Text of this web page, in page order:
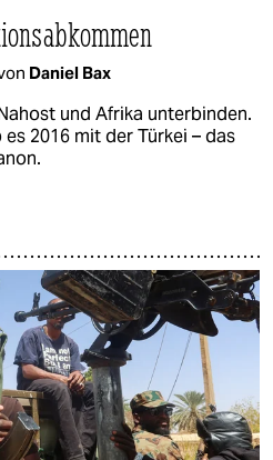
Daniel Bax
und Afrika unterbinden.
2016 mit der Türkei – das